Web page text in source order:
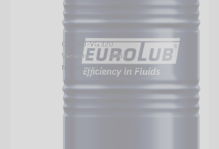
CLP ISO-VG 320
Variante
208 L
Número de artículo
416208